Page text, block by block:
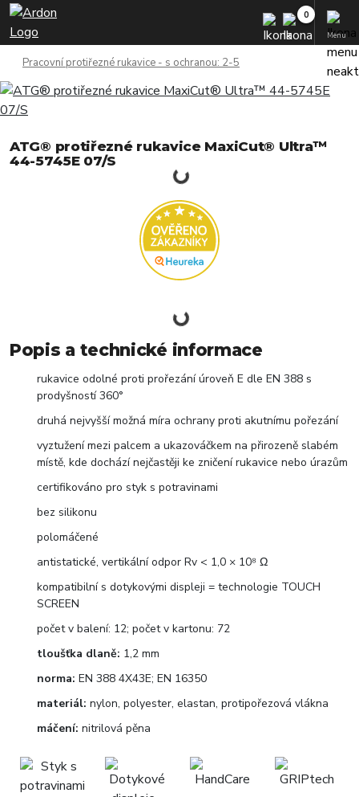
Menu
Pracovní protiřezné rukavice - s ochranou: 2-5
ATG® protiřezné rukavice MaxiCut® Ultra™
44-5745E 07/S
Popis a technické informace
rukavice odolné proti prořezání úroveň E dle EN 388 s
prodyšností 360°
druhá nejvyšší možná míra ochrany proti akutnímu pořezání
vyztužení mezi palcem a ukazováčkem na přirozeně slabém
místě, kde dochází nejčastěji ke zničení rukavice nebo úrazům
certifikováno pro styk s potravinami
bez silikonu
polomáčené
antistatické, vertikální odpor Rv < 1,0 × 10⁸ Ω
kompatibilní s dotykovými displeji = technologie TOUCH
SCREEN
počet v balení: 12; počet v kartonu: 72
tloušťka dlaně: 1,2 mm
norma: EN 388 4X43E; EN 16350
materiál: nylon, polyester, elastan, protipořezová vlákna
máčení: nitrilová pěna